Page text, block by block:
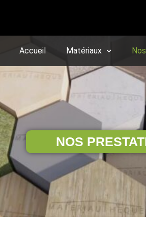
Accueil Matériaux
NOS